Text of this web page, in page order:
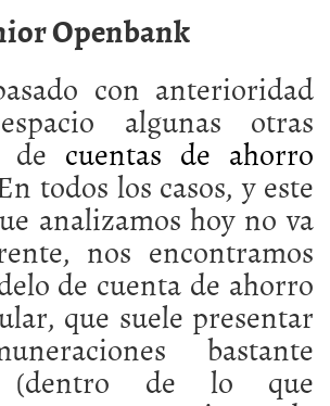
Openbank
con anterioridad
algunas otras
de cuentas de ahorro
todos los casos, y este
analizamos hoy no va
nos encontramos
de cuenta de ahorro
que suele presentar
bastante
(dentro de lo que